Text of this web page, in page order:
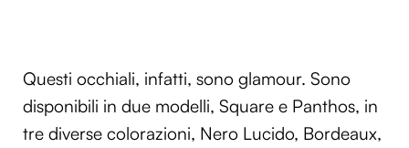
Questi occhiali, infatti, sono glamour. Sono
disponibili in due modelli, Square e Panthos, in
tre diverse colorazioni, Nero Lucido, Bordeaux,